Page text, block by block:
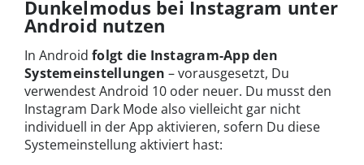
Dunkelmodus bei Instagram unter
Android nutzen
In Android folgt die Instagram-App den
Systemeinstellungen – vorausgesetzt, Du
verwendest Android 10 oder neuer. Du musst den
Instagram Dark Mode also vielleicht gar nicht
individuell in der App aktivieren, sofern Du diese
Systemeinstellung aktiviert hast: